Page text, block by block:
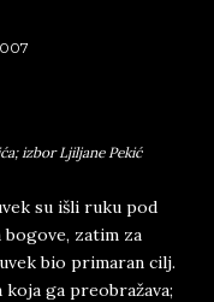
izbor Ljiljane Pekić
su išli ruku pod
zatim za
bio primaran cilj.
ga preobražava;